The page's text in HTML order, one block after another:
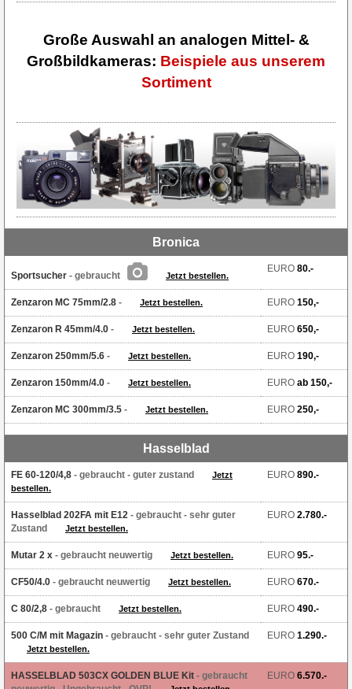
Große Auswahl an analogen Mittel- &
Großbildkameras: Beispiele aus unserem
Sortiment
Bronica
Sportsucher - gebraucht Jetzt bestellen.
EURO 80.-
Zenzaron MC 75mm/2.8 - Jetzt bestellen. EURO 150,-
Zenzaron R 45mm/4.0 - Jetzt bestellen. EURO 650,-
Zenzaron 250mm/5.6 - Jetzt bestellen. EURO 190,-
Zenzaron 150mm/4.0 - Jetzt bestellen. EURO ab 150,-
Zenzaron MC 300mm/3.5 - Jetzt bestellen. EURO 250,-
Hasselblad
FE 60-120/4,8 - gebraucht - guter zustand
Jetzt
bestellen.
EURO 890.-
Hasselblad 202FA mit E12 - gebraucht - sehr guter
Zustand
Jetzt bestellen.
EURO 2.780.-
Mutar 2 x - gebraucht neuwertig Jetzt bestellen. EURO 95.-
CF50/4.0 - gebraucht neuwertig Jetzt bestellen. EURO 670.-
C 80/2,8 - gebraucht Jetzt bestellen. EURO 490.-
500 C/M mit Magazin - gebraucht - sehr guter Zustand
Jetzt bestellen.
EURO 1.290.-
HASSELBLAD 503CX GOLDEN BLUE Kit - gebraucht
EURO 6.570.-